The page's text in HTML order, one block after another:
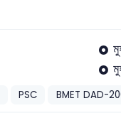
PSC BMET DAD-